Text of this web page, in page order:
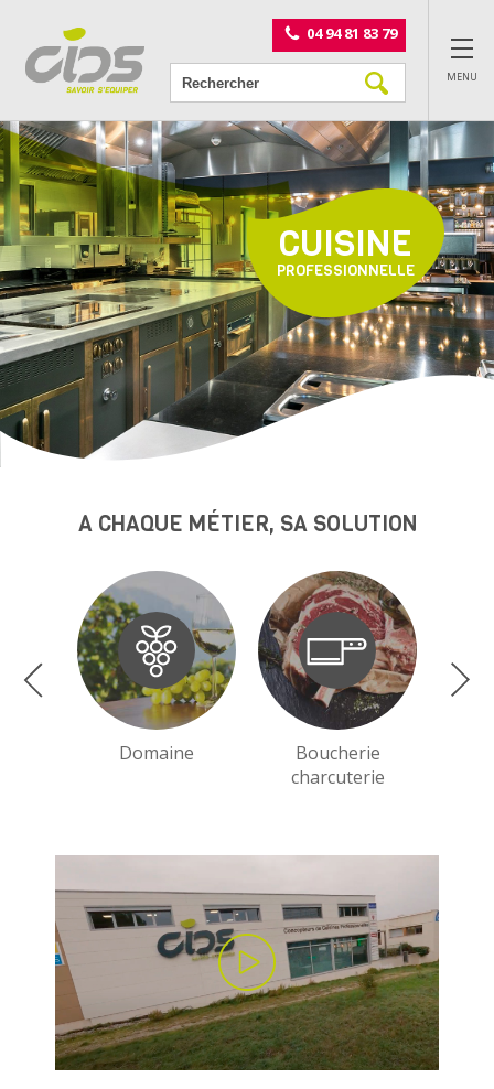
04 94 81 83 79
MENU
CUISINE
PROFESSIONNELLE
A CHAQUE MÉTIER, SA SOLUTION
Domaine
Boucherie
charcuterie